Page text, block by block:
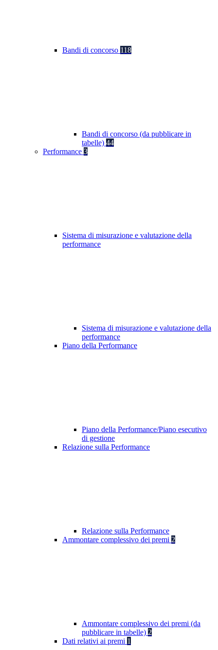
Bandi di concorso 118
Bandi di concorso (da pubblicare in
tabelle) 44
Performance 3
Sistema di misurazione e valutazione della
performance
Sistema di misurazione e valutazione della
performance
Piano della Performance
Piano della Performance/Piano esecutivo
di gestione
Relazione sulla Performance
Relazione sulla Performance
Ammontare complessivo dei premi 2
Ammontare complessivo dei premi (da
pubblicare in tabelle) 2
Dati relativi ai premi 1